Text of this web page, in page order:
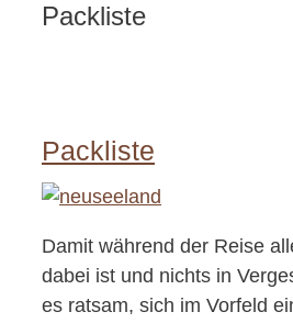
Packliste
Packliste
Damit während der Reise
dabei ist und nichts in
es ratsam, sich im Vorfeld